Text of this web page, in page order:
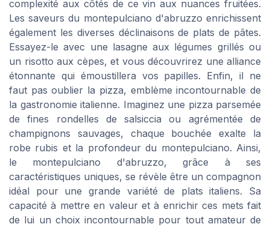
complexité aux côtés de ce vin aux nuances fruitées.
Les saveurs du montepulciano d'abruzzo enrichissent
également les diverses déclinaisons de plats de pâtes.
Essayez-le avec une lasagne aux légumes grillés ou
un risotto aux cèpes, et vous découvrirez une alliance
étonnante qui émoustillera vos papilles. Enfin, il ne
faut pas oublier la pizza, emblème incontournable de
la gastronomie italienne. Imaginez une pizza parsemée
de fines rondelles de salsiccia ou agrémentée de
champignons sauvages, chaque bouchée exalte la
robe rubis et la profondeur du montepulciano. Ainsi,
le montepulciano d'abruzzo, grâce à ses
caractéristiques uniques, se révèle être un compagnon
idéal pour une grande variété de plats italiens. Sa
capacité à mettre en valeur et à enrichir ces mets fait
de lui un choix incontournable pour tout amateur de